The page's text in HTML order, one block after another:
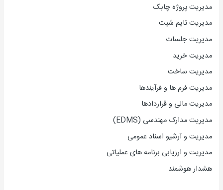
مدیریت پروژه چابک
مدیریت تایم شیت
مدیریت جلسات
مدیریت خرید
مدیریت ساخت
مدیریت فرم ها و فرآیندها
مدیریت مالی و قراردادها
مدیریت مدارک مهندسی (EDMS)
مدیریت و آرشیو اسناد عمومی
مدیریت و ارزیابی برنامه های عملیاتی
هشدار هوشمند